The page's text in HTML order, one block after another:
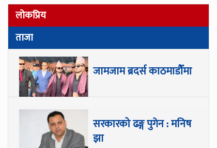
लोकप्रिय
ताजा
जामजाम ब्रदर्स काठमाडौँमा
सरकारको ढङ्ग पुगेन : मनिष
झा